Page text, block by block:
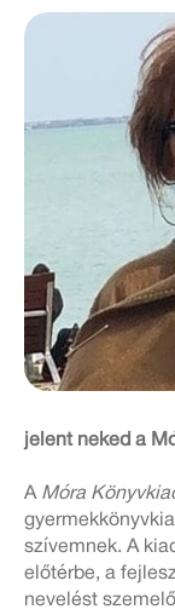
jelent neked a
A Móra
szívemnek. A
előtérbe, a
nevelést